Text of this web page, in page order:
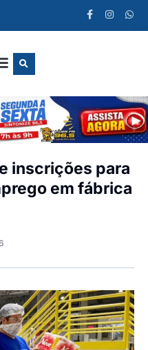
inscrições para
em fábrica